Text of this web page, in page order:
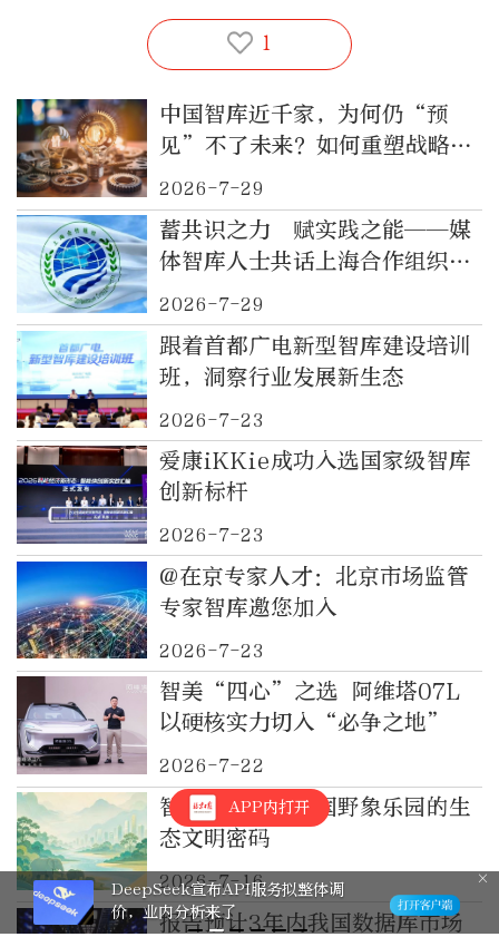
1
中国智库近千家，为何仍“预
见”不了未来？如何重塑战略预
见力？
2026-7-29
蓄共识之力 赋实践之能——媒
体智库人士共话上海合作组织发
展新图景
2026-7-29
跟着首都广电新型智库建设培训
班，洞察行业发展新生态
2026-7-23
爱康iKKie成功入选国家级智库
创新标杆
2026-7-23
@在京专家人才：北京市场监管
专家智库邀您加入
2026-7-23
智美“四心”之选 阿维塔07L
以硬核实力切入“必争之地”
2026-7-22
智库报告解析中国野象乐园的生
态文明密码
2026-7-16
报告预计3年内我国数据库市场
APP内打开
DeepSeek宣布API服务拟整体调
价，业内分析来了